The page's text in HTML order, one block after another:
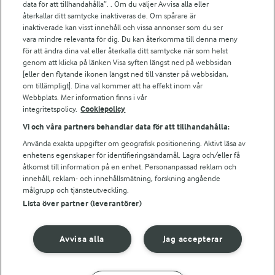
Falbygdens Ost
Arla webbshop
Bildbank
Följ oss
© 2026 Arla Foods
Integritetspolicy
data för att tillhandahålla”. . Om du väljer Avvisa alla eller
återkallar ditt samtycke inaktiveras de. Om spårare är
inaktiverade kan visst innehåll och vissa annonser som du ser
vara mindre relevanta för dig. Du kan återkomma till denna meny
för att ändra dina val eller återkalla ditt samtycke när som helst
genom att klicka på länken Visa syften längst ned på webbsidan
[eller den flytande ikonen längst ned till vänster på webbsidan,
om tillämpligt]. Dina val kommer att ha effekt inom vår
Webbplats. Mer information finns i vår
integritetspolicy. Cookiepolicy
Vi och våra partners behandlar data för att tillhandahålla:
Använda exakta uppgifter om geografisk positionering. Aktivt läsa av
enhetens egenskaper för identifieringsändamål. Lagra och/eller få
åtkomst till information på en enhet. Personanpassad reklam och
innehåll, reklam- och innehållsmätning, forskning angående
målgrupp och tjänsteutveckling.
Lista över partner (leverantörer)
Jag accepterar
Avvisa alla